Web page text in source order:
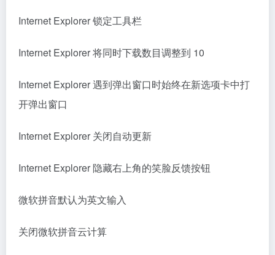
Internet Explorer 锁定工具栏
Internet Explorer 将同时下载数目调整到 10
Internet Explorer 遇到弹出窗口时始终在新选项卡中打
开弹出窗口
Internet Explorer 关闭自动更新
Internet Explorer 隐藏右上角的笑脸反馈按钮
微软拼音默认为英文输入
关闭微软拼音云计算